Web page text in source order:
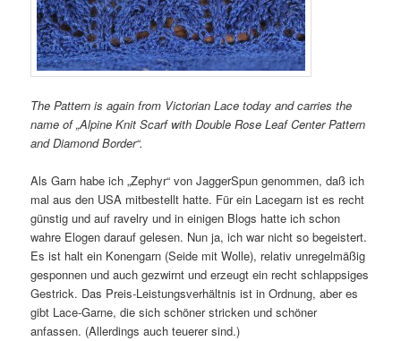
The Pattern is again from Victorian Lace today and carries the
name of „Alpine Knit Scarf with Double Rose Leaf Center Pattern
and Diamond Border“.
Als Garn habe ich „Zephyr“ von JaggerSpun genommen, daß ich
mal aus den USA mitbestellt hatte. Für ein Lacegarn ist es recht
günstig und auf ravelry und in einigen Blogs hatte ich schon
wahre Elogen darauf gelesen. Nun ja, ich war nicht so begeistert.
Es ist halt ein Konengarn (Seide mit Wolle), relativ unregelmäßig
gesponnen und auch gezwirnt und erzeugt ein recht schlappsiges
Gestrick. Das Preis-Leistungsverhältnis ist in Ordnung, aber es
gibt Lace-Garne, die sich schöner stricken und schöner
anfassen. (Allerdings auch teuerer sind.)